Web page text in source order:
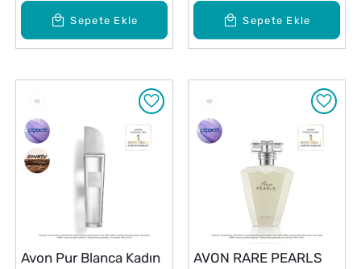
Sepete Ekle Sepete Ekle
Avon Pur Blanca Kadın
AVON RARE PEARLS